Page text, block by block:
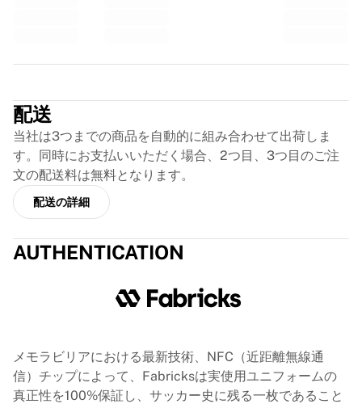
シャツの額装
マイコレクション
配送
当社は3つまでの商品を自動的に組み合わせて出荷しま
す。同時にお支払いいただく場合、2つ目、3つ目のご注
文の配送料は無料となります。
配送の詳細
AUTHENTICATION
メモラビリアにおける最新技術、NFC（近距離無線通
信）チップによって、Fabricksは実使用ユニフォームの
真正性を100%保証し、サッカー史に残る一枚であること